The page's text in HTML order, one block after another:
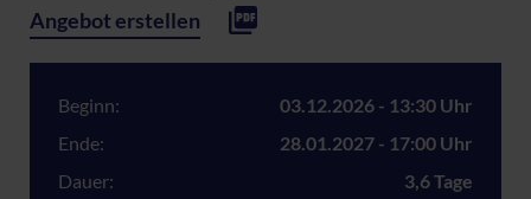
Angebot erstellen
Beginn:
03.12.2026 - 13:30 Uhr
Ende:
28.01.2027 - 17:00 Uhr
Dauer:
3,6 Tage